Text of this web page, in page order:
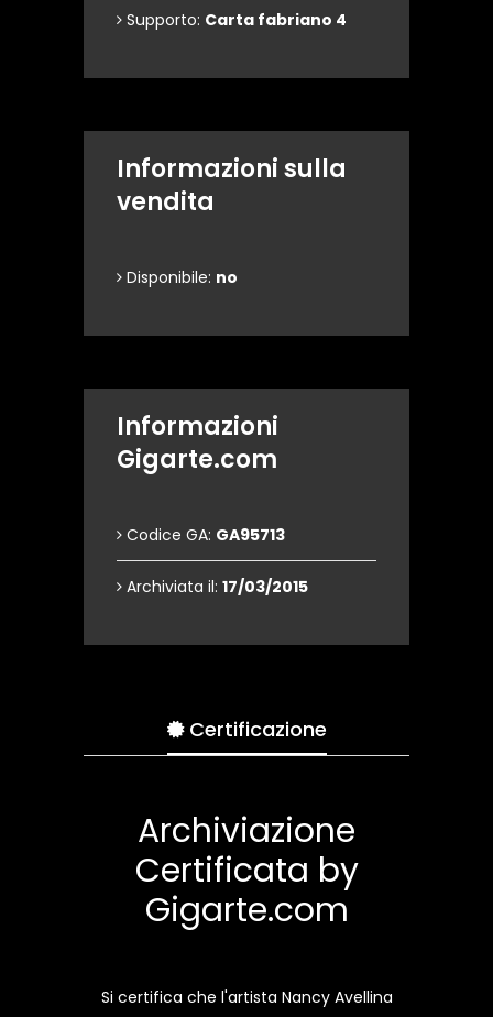
Supporto: Carta fabriano 4
Informazioni sulla
vendita
Disponibile: no
Informazioni
Gigarte.com
Codice GA: GA95713
Archiviata il: 17/03/2015
Certificazione
Archiviazione
Certificata by
Gigarte.com
Si certifica che l'artista Nancy Avellina